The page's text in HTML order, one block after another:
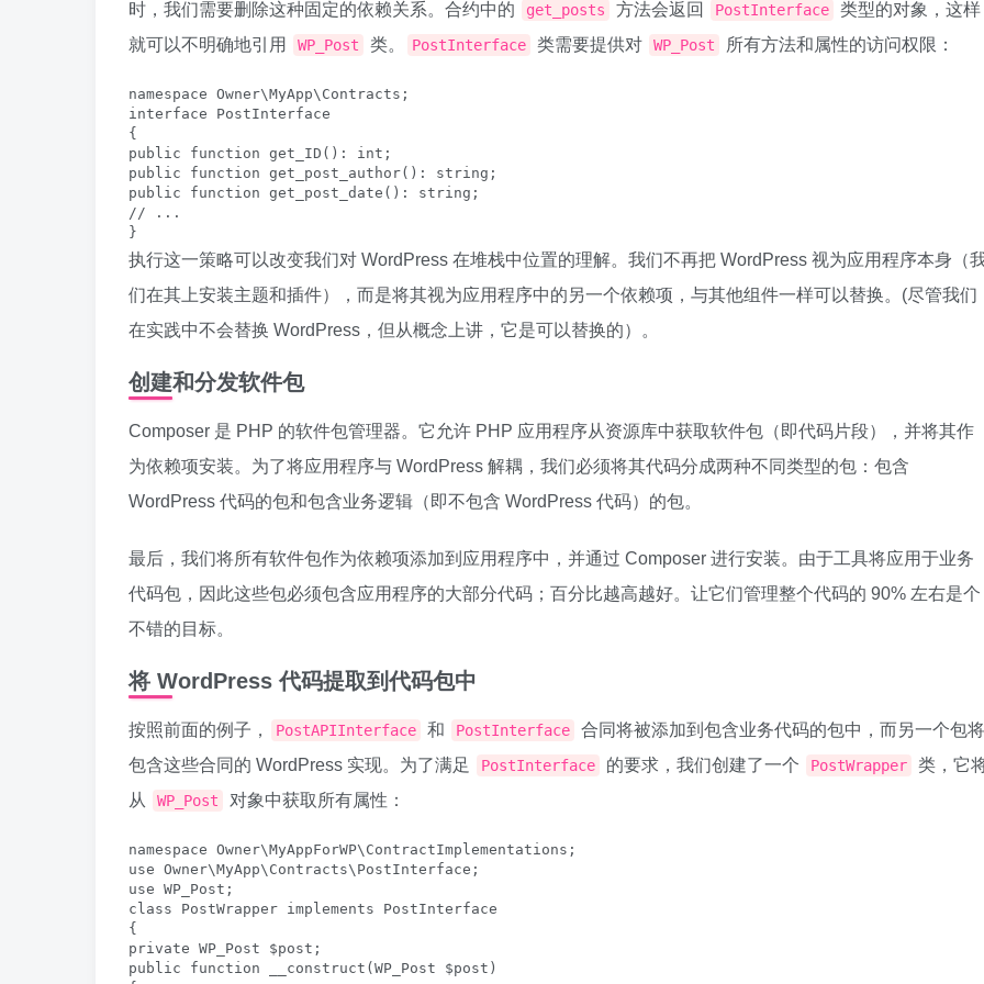
时，我们需要删除这种固定的依赖关系。合约中的 get_posts 方法会返回 PostInterface
类型的对象，这样
就可以不明确地引用
WP_Post 类。 PostInterface 类需要提供对 WP_Post 所有方法和属性的访问权限：
namespace Owner\MyApp\Contracts;
interface PostInterface
{
public function get_ID(): int;
public function get_post_author(): string;
public function get_post_date(): string;
// ...
执行这一策略可以改变我们对 WordPress 在堆栈中位置的理解。我们不再把 WordPress 视为应用程序本身（
们在其上安装主题和插件），而是将其视为应用程序中的另一个依赖项，与其他组件一样可以替换。(尽管我们
在实践中不会替换 WordPress，但从概念上讲，它是可以替换的）。
创建和分发软件包
Composer 是 PHP 的软件包管理器。它允许 PHP 应用程序从资源库中获取软件包（即代码片段），并将其作
为依赖项安装。为了将应用程序与 WordPress 解耦，我们必须将其代码分成两种不同类型的包：包含
WordPress 代码的包和包含业务逻辑（即不包含 WordPress 代码）的包。
最后，我们将所有软件包作为依赖项添加到应用程序中，并通过 Composer 进行安装。由于工具将应用于业务
代码包，因此这些包必须包含应用程序的大部分代码；百分比越高越好。让它们管理整个代码的 90% 左右是个
不错的目标。
将 WordPress 代码提取到代码包中
按照前面的例子， PostAPIInterface 和 PostInterface
合同将被添加到包含业务代码的包中，而另一个包将
包含这些合同的 WordPress 实现。为了满足
PostInterface 的要求，我们创建了一个 PostWrapper
类，它
从
WP_Post 对象中获取所有属性：
namespace Owner\MyAppForWP\ContractImplementations;
use Owner\MyApp\Contracts\PostInterface;
use WP_Post;
class PostWrapper implements PostInterface
{
private WP_Post $post;
public function __construct(WP_Post $post)